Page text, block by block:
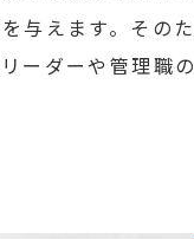
与えます。その
ーダーや管理職